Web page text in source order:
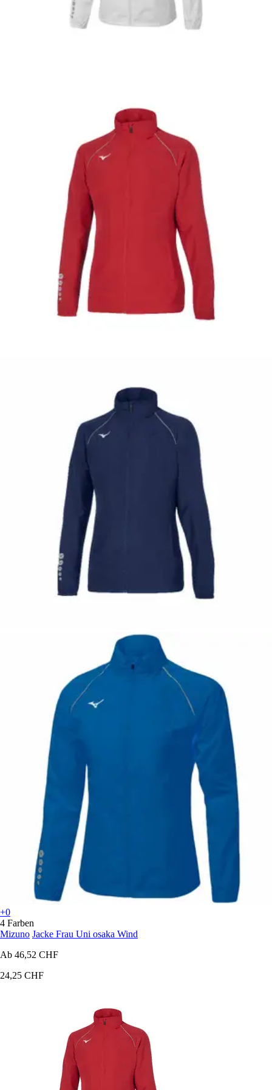
+0
4 Farben
Mizuno Jacke Frau Uni osaka Wind
Ab 46,52 CHF
24,25 CHF